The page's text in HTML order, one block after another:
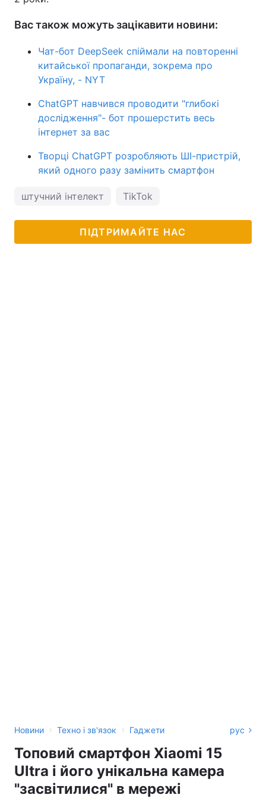
Вас також можуть зацікавити новини:
Чат-бот DeepSeek спіймали на повторенні
китайської пропаганди, зокрема про
Україну, - NYT
ChatGPT навчився проводити "глибокі
дослідження"- бот прошерстить весь
інтернет за вас
Творці ChatGPT розробляють ШІ-пристрій,
який одного разу замінить смартфон
штучний інтелект TikTok
ПІДТРИМАЙТЕ НАС
Новини › Техно і зв'язок › Гаджети рус
Топовий смартфон Xiaomi 15
Ultra і його унікальна камера
"засвітилися" в мережі